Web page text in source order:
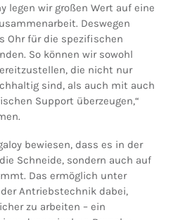
legen wir großen Wert auf eine
Deswegen
Ohr für die spezifischen
So können wir sowohl
die nicht nur
sind, als auch mit auch
Support überzeugen,“
bewiesen, dass es in der
Schneide, sondern auch auf
Das ermöglich unter
Antriebstechnik dabei,
zu arbeiten – ein